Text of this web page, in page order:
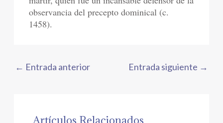
observancia del precepto dominical (c.
1458).
← Entrada anterior Entrada siguiente →